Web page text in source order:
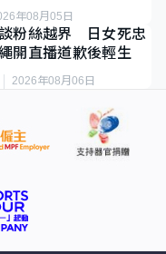
年08月05日
粉絲越界 日女死忠
開直播道歉後輕生
2026年08月06日